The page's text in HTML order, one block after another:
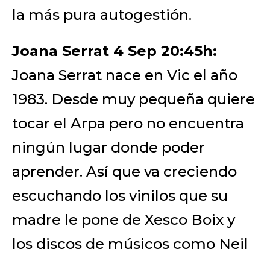
la más pura autogestión.
Joana Serrat 4 Sep 20:45h:
Joana Serrat nace en Vic el año
1983. Desde muy pequeña quiere
tocar el Arpa pero no encuentra
ningún lugar donde poder
aprender. Así que va creciendo
escuchando los vinilos que su
madre le pone de Xesco Boix y
los discos de músicos como Neil